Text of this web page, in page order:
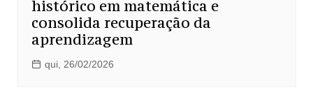
histórico em matemática e
consolida recuperação da
aprendizagem
qui, 26/02/2026